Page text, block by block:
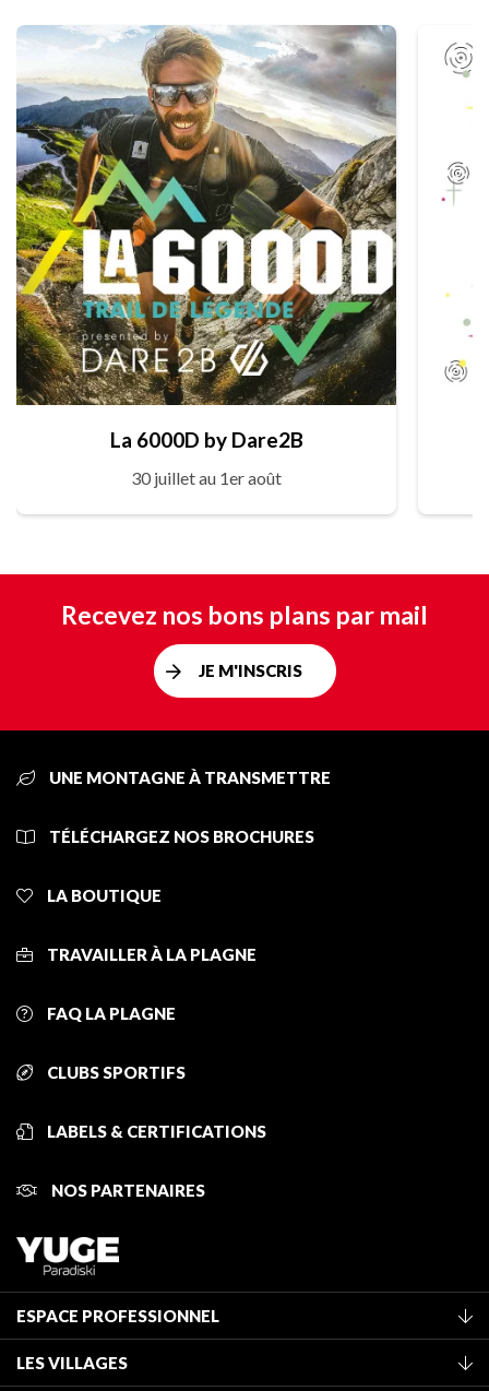
La 6000D by Dare2B
30 juillet au 1er août
Recevez nos bons plans par mail
JE M'INSCRIS
UNE MONTAGNE À TRANSMETTRE
TÉLÉCHARGEZ NOS BROCHURES
LA BOUTIQUE
TRAVAILLER À LA PLAGNE
FAQ LA PLAGNE
CLUBS SPORTIFS
LABELS & CERTIFICATIONS
NOS PARTENAIRES
ESPACE PROFESSIONNEL
Classement des meublés
LES VILLAGES